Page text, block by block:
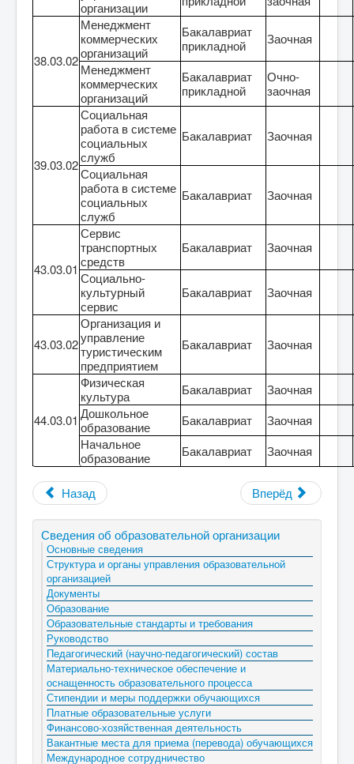
организации
38.03.02
Менеджмент
коммерческих
организаций
Бакалавриат
прикладной
Заочная
Менеджмент
коммерческих
организаций
Бакалавриат
прикладной
Очно-
заочная
39.03.02
Социальная
работа в системе
социальных
служб
Бакалавриат Заочная
Социальная
работа в системе
социальных
служб
Бакалавриат Заочная
43.03.01
Сервис
транспортных
средств
Бакалавриат
Заочная
Социально-
культурный
сервис
Бакалавриат Заочная
43.03.02
Организация и
управление
туристическим
предприятием
Бакалавриат Заочная
44.03.01
Физическая
культура
Бакалавриат
Заочная
Дошкольное
образование
Бакалавриат
Заочная
Начальное
образование
Бакалавриат Заочная
Назад Вперёд
Сведения об образовательной организации
Основные сведения
Структура и органы управления образовательной
организацией
Документы
Образование
Образовательные стандарты и требования
Руководство
Педагогический (научно-педагогический) состав
Материально-техническое обеспечение и
оснащенность образовательного процесса
Стипендии и меры поддержки обучающихся
Платные образовательные услуги
Финансово-хозяйственная деятельность
Вакантные места для приема (перевода) обучающихся
Международное сотрудничество